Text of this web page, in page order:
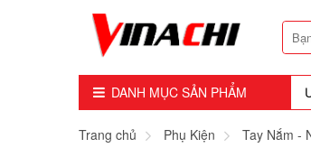
DANH MỤC SẢN PHẨM
Dụng Cụ - Công Cụ
Trang chủ Phụ Kiện Tay Nắm -